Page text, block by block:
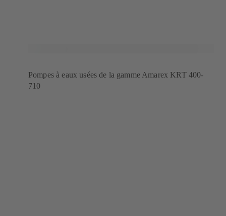
Pompes à eaux usées de la gamme Amarex KRT 400-
710